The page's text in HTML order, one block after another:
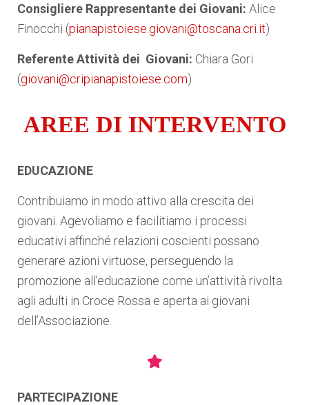
Consigliere Rappresentante dei Giovani: Alice
Finocchi (pianapistoiese.giovani@toscana.cri.it)
Referente Attività dei Giovani: Chiara Gori
(giovani@cripianapistoiese.com)
AREE DI INTERVENTO
EDUCAZIONE
Contribuiamo in modo attivo alla crescita dei
giovani. Agevoliamo e facilitiamo i processi
educativi affinché relazioni coscienti possano
generare azioni virtuose, perseguendo la
promozione all’educazione come un’attività rivolta
agli adulti in Croce Rossa e aperta ai giovani
dell’Associazione.
PARTECIPAZIONE